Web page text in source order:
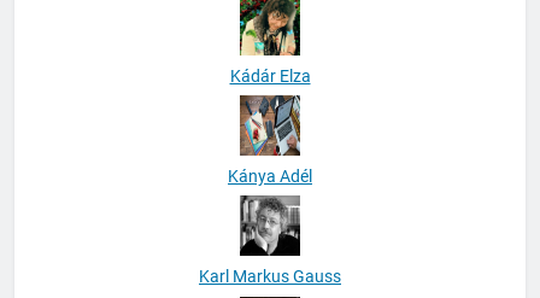
Kádár Elza
Kánya Adél
Karl Markus Gauss